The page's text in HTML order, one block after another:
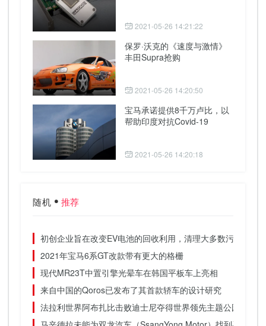
2021-05-26 14:21:22
保罗·沃克的《速度与激情》
丰田Supra抢购
2021-05-26 14:20:50
宝马承诺提供8千万卢比，以
帮助印度对抗Covid-19
2021-05-26 14:20:18
随机 推荐
初创企业旨在改变EV电池的回收利用，清理大多数污染行业
2021年宝马6系GT改款带有更大的格栅
现代MR23T中置引擎光晕车在韩国平板车上亮相
来自中国的Qoros已发布了其首款轿车的设计研究
法拉利世界阿布扎比击败迪士尼夺得世界领先主题公园称号